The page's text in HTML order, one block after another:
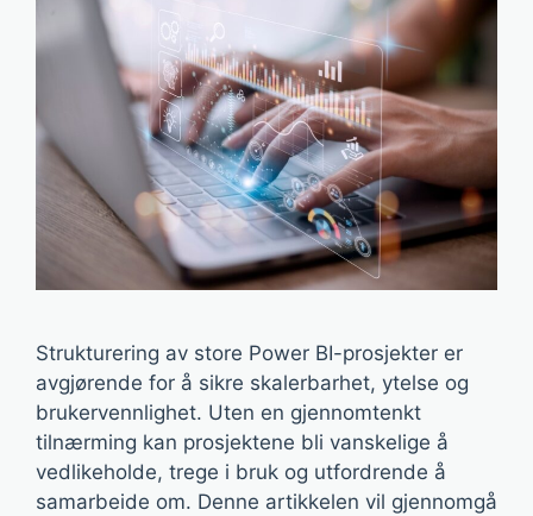
Strukturering av store Power BI-prosjekter er
avgjørende for å sikre skalerbarhet, ytelse og
brukervennlighet. Uten en gjennomtenkt
tilnærming kan prosjektene bli vanskelige å
vedlikeholde, trege i bruk og utfordrende å
samarbeide om. Denne artikkelen vil gjennomgå